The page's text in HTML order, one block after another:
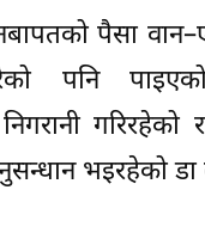
पैसा
पनि
गरिरहेको
भइरहेको